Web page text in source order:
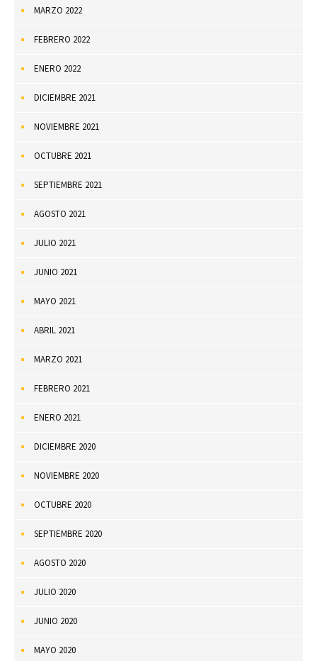
MARZO 2022
FEBRERO 2022
ENERO 2022
DICIEMBRE 2021
NOVIEMBRE 2021
OCTUBRE 2021
SEPTIEMBRE 2021
AGOSTO 2021
JULIO 2021
JUNIO 2021
MAYO 2021
ABRIL 2021
MARZO 2021
FEBRERO 2021
ENERO 2021
DICIEMBRE 2020
NOVIEMBRE 2020
OCTUBRE 2020
SEPTIEMBRE 2020
AGOSTO 2020
JULIO 2020
JUNIO 2020
MAYO 2020